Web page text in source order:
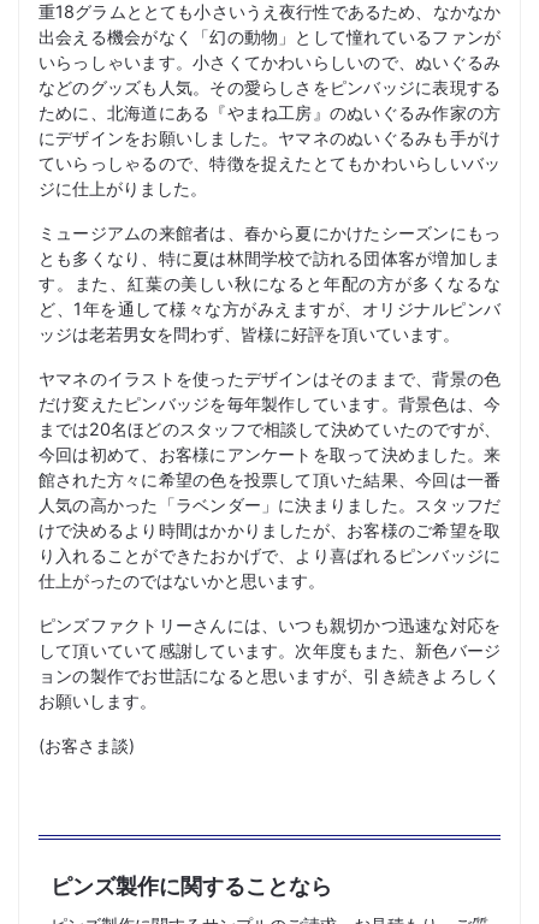
重18グラムととても小さいうえ夜行性であるため、なかなか
出会える機会がなく「幻の動物」として憧れているファンが
いらっしゃいます。小さくてかわいらしいので、ぬいぐるみ
などのグッズも人気。その愛らしさをピンバッジに表現する
ために、北海道にある『やまね工房』のぬいぐるみ作家の方
にデザインをお願いしました。ヤマネのぬいぐるみも手がけ
ていらっしゃるので、特徴を捉えたとてもかわいらしいバッ
ジに仕上がりました。
ミュージアムの来館者は、春から夏にかけたシーズンにもっ
とも多くなり、特に夏は林間学校で訪れる団体客が増加しま
す。また、紅葉の美しい秋になると年配の方が多くなるな
ど、1年を通して様々な方がみえますが、オリジナルピンバ
ッジは老若男女を問わず、皆様に好評を頂いています。
ヤマネのイラストを使ったデザインはそのままで、背景の色
だけ変えたピンバッジを毎年製作しています。背景色は、今
までは20名ほどのスタッフで相談して決めていたのですが、
今回は初めて、お客様にアンケートを取って決めました。来
館された方々に希望の色を投票して頂いた結果、今回は一番
人気の高かった「ラベンダー」に決まりました。スタッフだ
けで決めるより時間はかかりましたが、お客様のご希望を取
り入れることができたおかげで、より喜ばれるピンバッジに
仕上がったのではないかと思います。
ピンズファクトリーさんには、いつも親切かつ迅速な対応を
して頂いていて感謝しています。次年度もまた、新色バージ
ョンの製作でお世話になると思いますが、引き続きよろしく
お願いします。
(お客さま談)
ピンズ製作に関することなら